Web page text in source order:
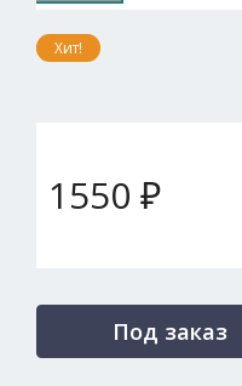
Хит!
1550 ₽
Под заказ